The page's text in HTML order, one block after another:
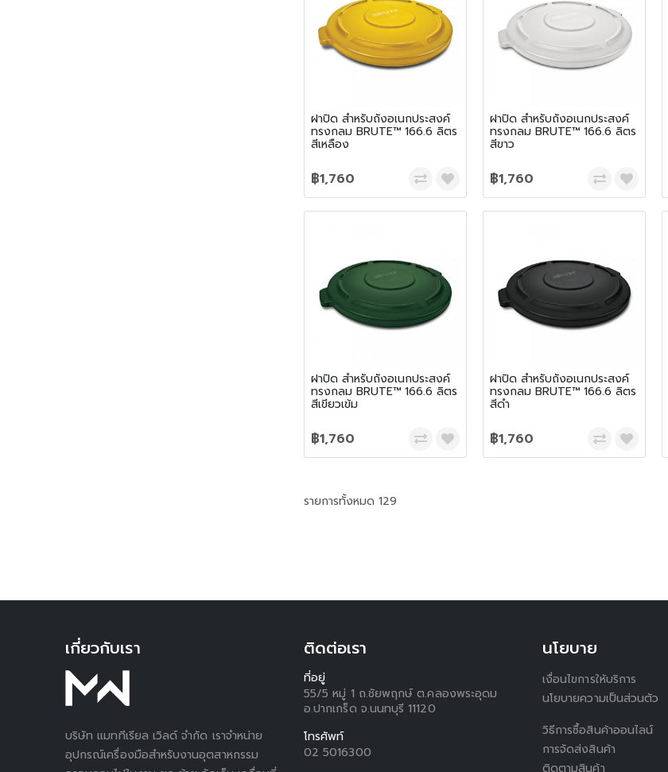
ฝาปิด สำหรับถังอเนกประสงค์
ทรงกลม BRUTE™ 166.6 ลิตร
สีเหลือง
฿1,760
ฝาปิด สำหรับถังอเนกประสงค์
ทรงกลม BRUTE™ 166.6 ลิตร
สีขาว
฿1,760
ฝาปิด สำหรับถังอเนกประสงค์
ทรงกลม BRUTE™ 166.6 ลิตร
สีเขียวเข้ม
฿1,760
ฝาปิด สำหรับถังอเนกประสงค์
ทรงกลม BRUTE™ 166.6 ลิตร
สีดำ
฿1,760
รายการทั้งหมด 129
เกี่ยวกับเรา
บริษัท แมททีเรียล เวิลด์ จำกัด เราจำหน่าย
อุปกรณ์เครื่องมือสำหรับงานอุตสาหกรรม
ติดต่อเรา
ที่อยู่
55/5 หมู่ 1 ถ.ชัยพฤกษ์ ต.คลองพระอุดม
อ.ปากเกร็ด จ.นนทบุรี 11120
โทรศัพท์
02 5016300
นโยบาย
เงื่อนไขการให้บริการ
นโยบายความเป็นส่วนตัว
วิธีการซื้อสินค้าออนไลน์
การจัดส่งสินค้า
ติดตามสินค้า